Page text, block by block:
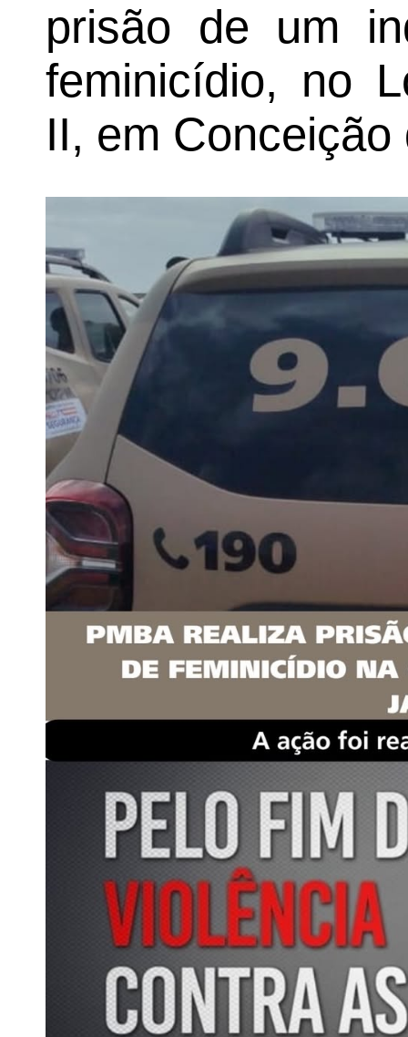
prisão de um
feminicídio, no
II, em